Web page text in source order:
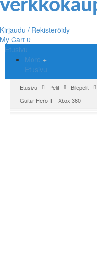
Kirjaudu / Rekisteröidy
My Cart 0
Etusivu
More
Etusivu
Etusivu Pelit Bilepelit
Guitar Hero II – Xbox 360